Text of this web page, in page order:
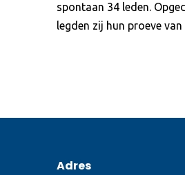
spontaan 34 leden.
legden zij hun proeve
Adres